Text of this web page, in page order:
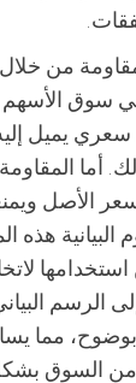
من خلال
سوق
يميل
أما
الأصل
البيانية
الرسم
بوضوح، مما
من السوق